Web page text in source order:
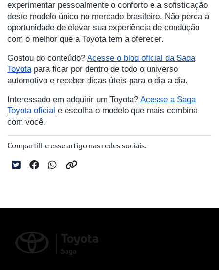
experimentar pessoalmente o conforto e a sofisticação
deste modelo único no mercado brasileiro. Não perca a
oportunidade de elevar sua experiência de condução
com o melhor que a Toyota tem a oferecer.
Gostou do conteúdo? Acesse o blog oficial da Saga
Toyota para ficar por dentro de todo o universo
automotivo e receber dicas úteis para o dia a dia.
Interessado em adquirir um Toyota? Acesse a Saga
Toyota oficial e escolha o modelo que mais combina
com você.
Compartilhe esse artigo nas redes sociais: